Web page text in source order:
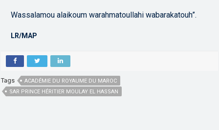
Wassalamou alaikoum warahmatoullahi wabarakatouh”.
LR/MAP
Tags
ACADÉMIE DU ROYAUME DU MAROC
SAR PRINCE HÉRITIER MOULAY EL HASSAN